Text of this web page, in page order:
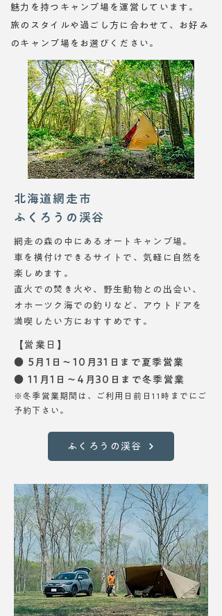
魅力を持つキャンプ場を運営しています。
旅のスタイルや過ごし方に合わせて、お好み
のキャンプ場をお選びください。
北海道網走市
ふくろうの渓谷
網走の森の中にあるオートキャンプ場。
車を横付けできるサイトで、気軽に自然を
楽しめます。
直火での焚き火や、野生動物との出会い、
オホーツク海での釣りなど、アウトドアを
満喫したい方におすすめです。
​【営業日】
● 5月1日〜10月31日まで夏季営業
● 11月1日〜4月30日まで冬季営業
※冬季営業期間は、ご利用日前日11時までにご
予約下さい。
ふくろうの渓谷